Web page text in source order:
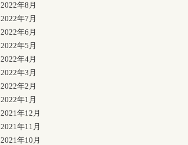
2022年8月
2022年7月
2022年6月
2022年5月
2022年4月
2022年3月
2022年2月
2022年1月
2021年12月
2021年11月
2021年10月